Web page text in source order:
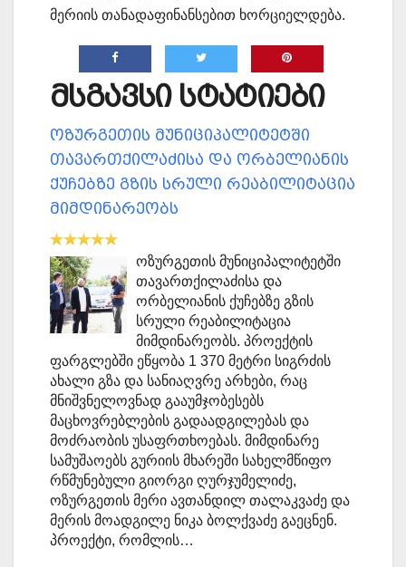
მერიის თანადაფინანსებით ხორციელდება.
მსგავსი სტატიები
ოზურგეთის მუნიციპალიტეტში
თავართქილაძისა და ორბელიანის
ქუჩებზე გზის სრული რეაბილიტაცია
მიმდინარეობს
ოზურგეთის მუნიციპალიტეტში
თავართქილაძისა და
ორბელიანის ქუჩებზე გზის
სრული რეაბილიტაცია
მიმდინარეობს. პროექტის
ფარგლებში ეწყობა 1 370 მეტრი სიგრძის
ახალი გზა და სანიაღვრე არხები, რაც
მნიშვნელოვნად გააუმჯობესებს
მაცხოვრებლების გადაადგილებას და
მოძრაობის უსაფრთხოებას. მიმდინარე
სამუშაოებს გურიის მხარეში სახელმწიფო
რწმუნებული გიორგი ღურჯუმელიძე,
ოზურგეთის მერი ავთანდილ თალაკვაძე და
მერის მოადგილე ნიკა ბოლქვაძე გაეცნენ.
პროექტი, რომლის…